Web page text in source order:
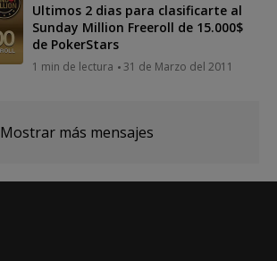
Ultimos 2 dias para clasificarte al
Sunday Million Freeroll de 15.000$
de PokerStars
1 min de lectura 31 de Marzo del 2011
Mostrar más mensajes